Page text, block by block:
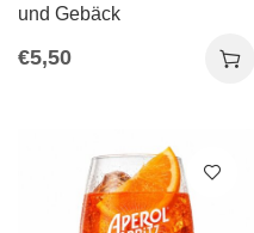
und Gebäck
€5,50